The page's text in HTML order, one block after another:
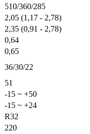
510/360/285
2,05 (1,17 - 2,78)
2,35 (0,91 - 2,78)
0,64
0,65
36/30/22
51
-15 ~ +50
-15 ~ +24
R32
220